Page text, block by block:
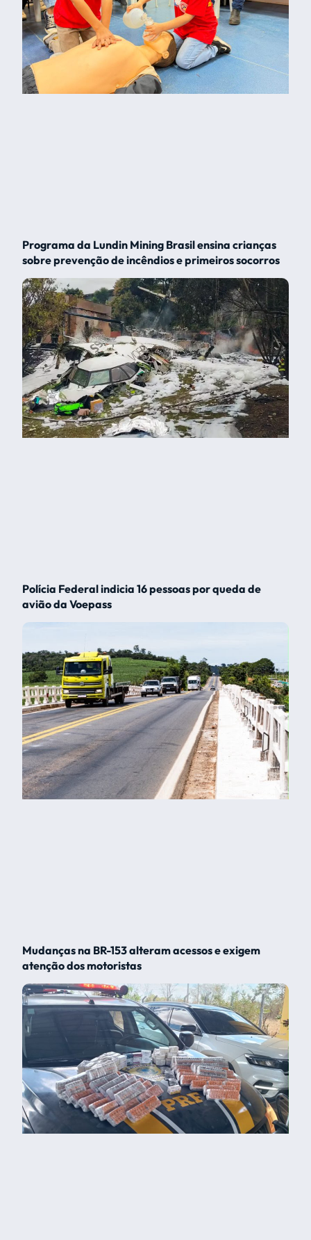
Programa da Lundin Mining Brasil ensina crianças
sobre prevenção de incêndios e primeiros socorros
Polícia Federal indicia 16 pessoas por queda de
avião da Voepass
Mudanças na BR-153 alteram acessos e exigem
atenção dos motoristas